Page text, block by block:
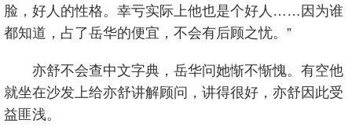
脸，好人的性格。幸亏实际上他也是个好人……因为谁
都知道，占了岳华的便宜，不会有后顾之忧。”
亦舒不会查中文字典，岳华问她惭不惭愧。有空他
就坐在沙发上给亦舒讲解顾问，讲得很好，亦舒因此受
益匪浅。